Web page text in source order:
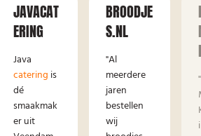
JAVACAT
ERING
Java
catering is
dé
smaakmak
er uit
BROODJE
S.NL
"Al
meerdere
jaren
bestellen
wij